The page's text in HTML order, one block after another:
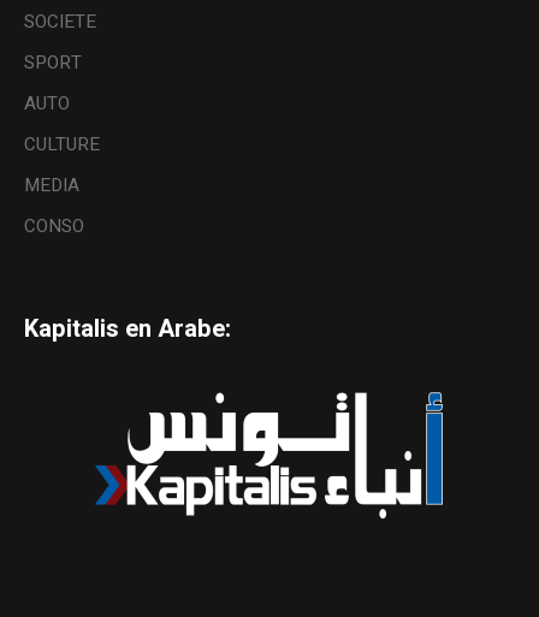
SOCIETE
SPORT
AUTO
CULTURE
MEDIA
CONSO
Kapitalis en Arabe: